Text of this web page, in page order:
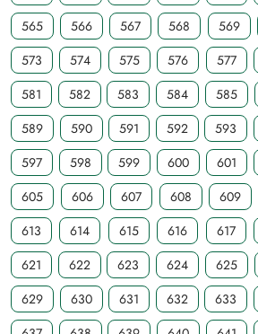
565
566 567 568 569
573
574 575 576 577
581
582 583 584 585
589
590 591 592 593
597
598 599 600 601
605
606 607 608 609
613
614 615 616 617
621
622 623 624 625
629
630 631 632 633